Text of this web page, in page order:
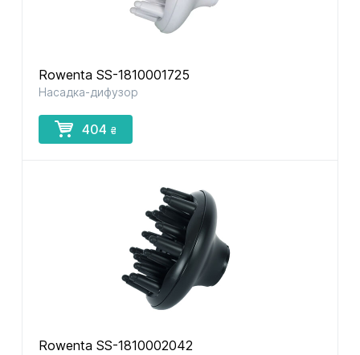
Rowenta SS-1810001725
Насадка-дифузор
404 ₴
Rowenta SS-1810002042